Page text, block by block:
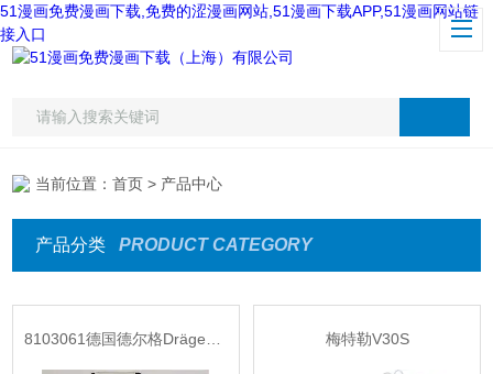
51漫画免费漫画下载,免费的涩漫画网站,51漫画下载APP,51漫画网站链
接入口
当前位置：首页 > 产品中心
产品分类 PRODUCT CATEGORY
8103061德国德尔格Dräger检测管 梅特勒V30S